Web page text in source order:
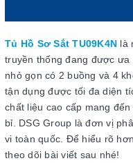
Tủ Hồ Sơ Sắt TU09K4N là
truyền thống đang được
nhỏ gọn có 2 buồng và 4
tận dụng được tối đa diện
chất liệu cao cấp mang
bỉ. DSG Group là đơn vị
vi toàn quốc. Để hiểu rõ
theo dõi bài viết sau nhé!